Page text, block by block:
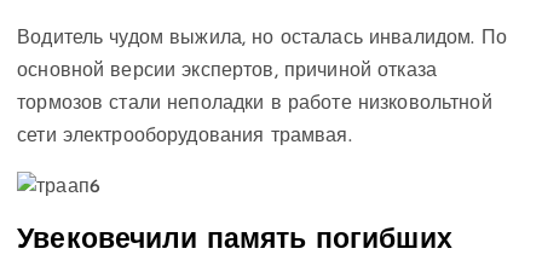
Водитель чудом выжила, но осталась инвалидом. По
основной версии экспертов, причиной отказа
тормозов стали неполадки в работе низковольтной
сети электрооборудования трамвая.
Увековечили память погибших